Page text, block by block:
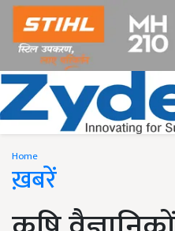
Home
ख़बरें